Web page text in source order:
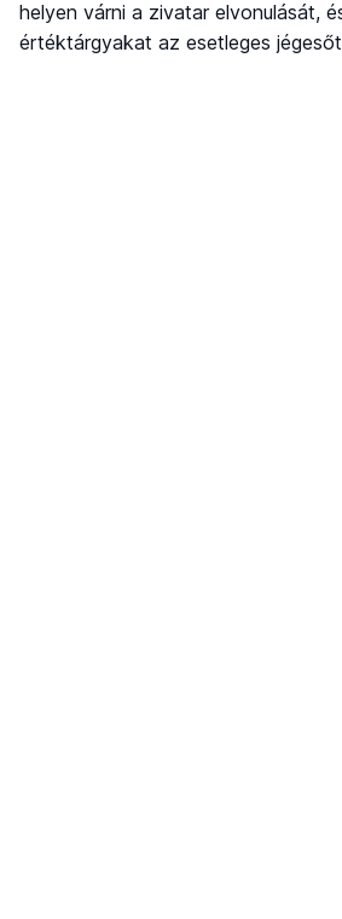
helyen várni a zivatar elvonulását,
értéktárgyakat az esetleges